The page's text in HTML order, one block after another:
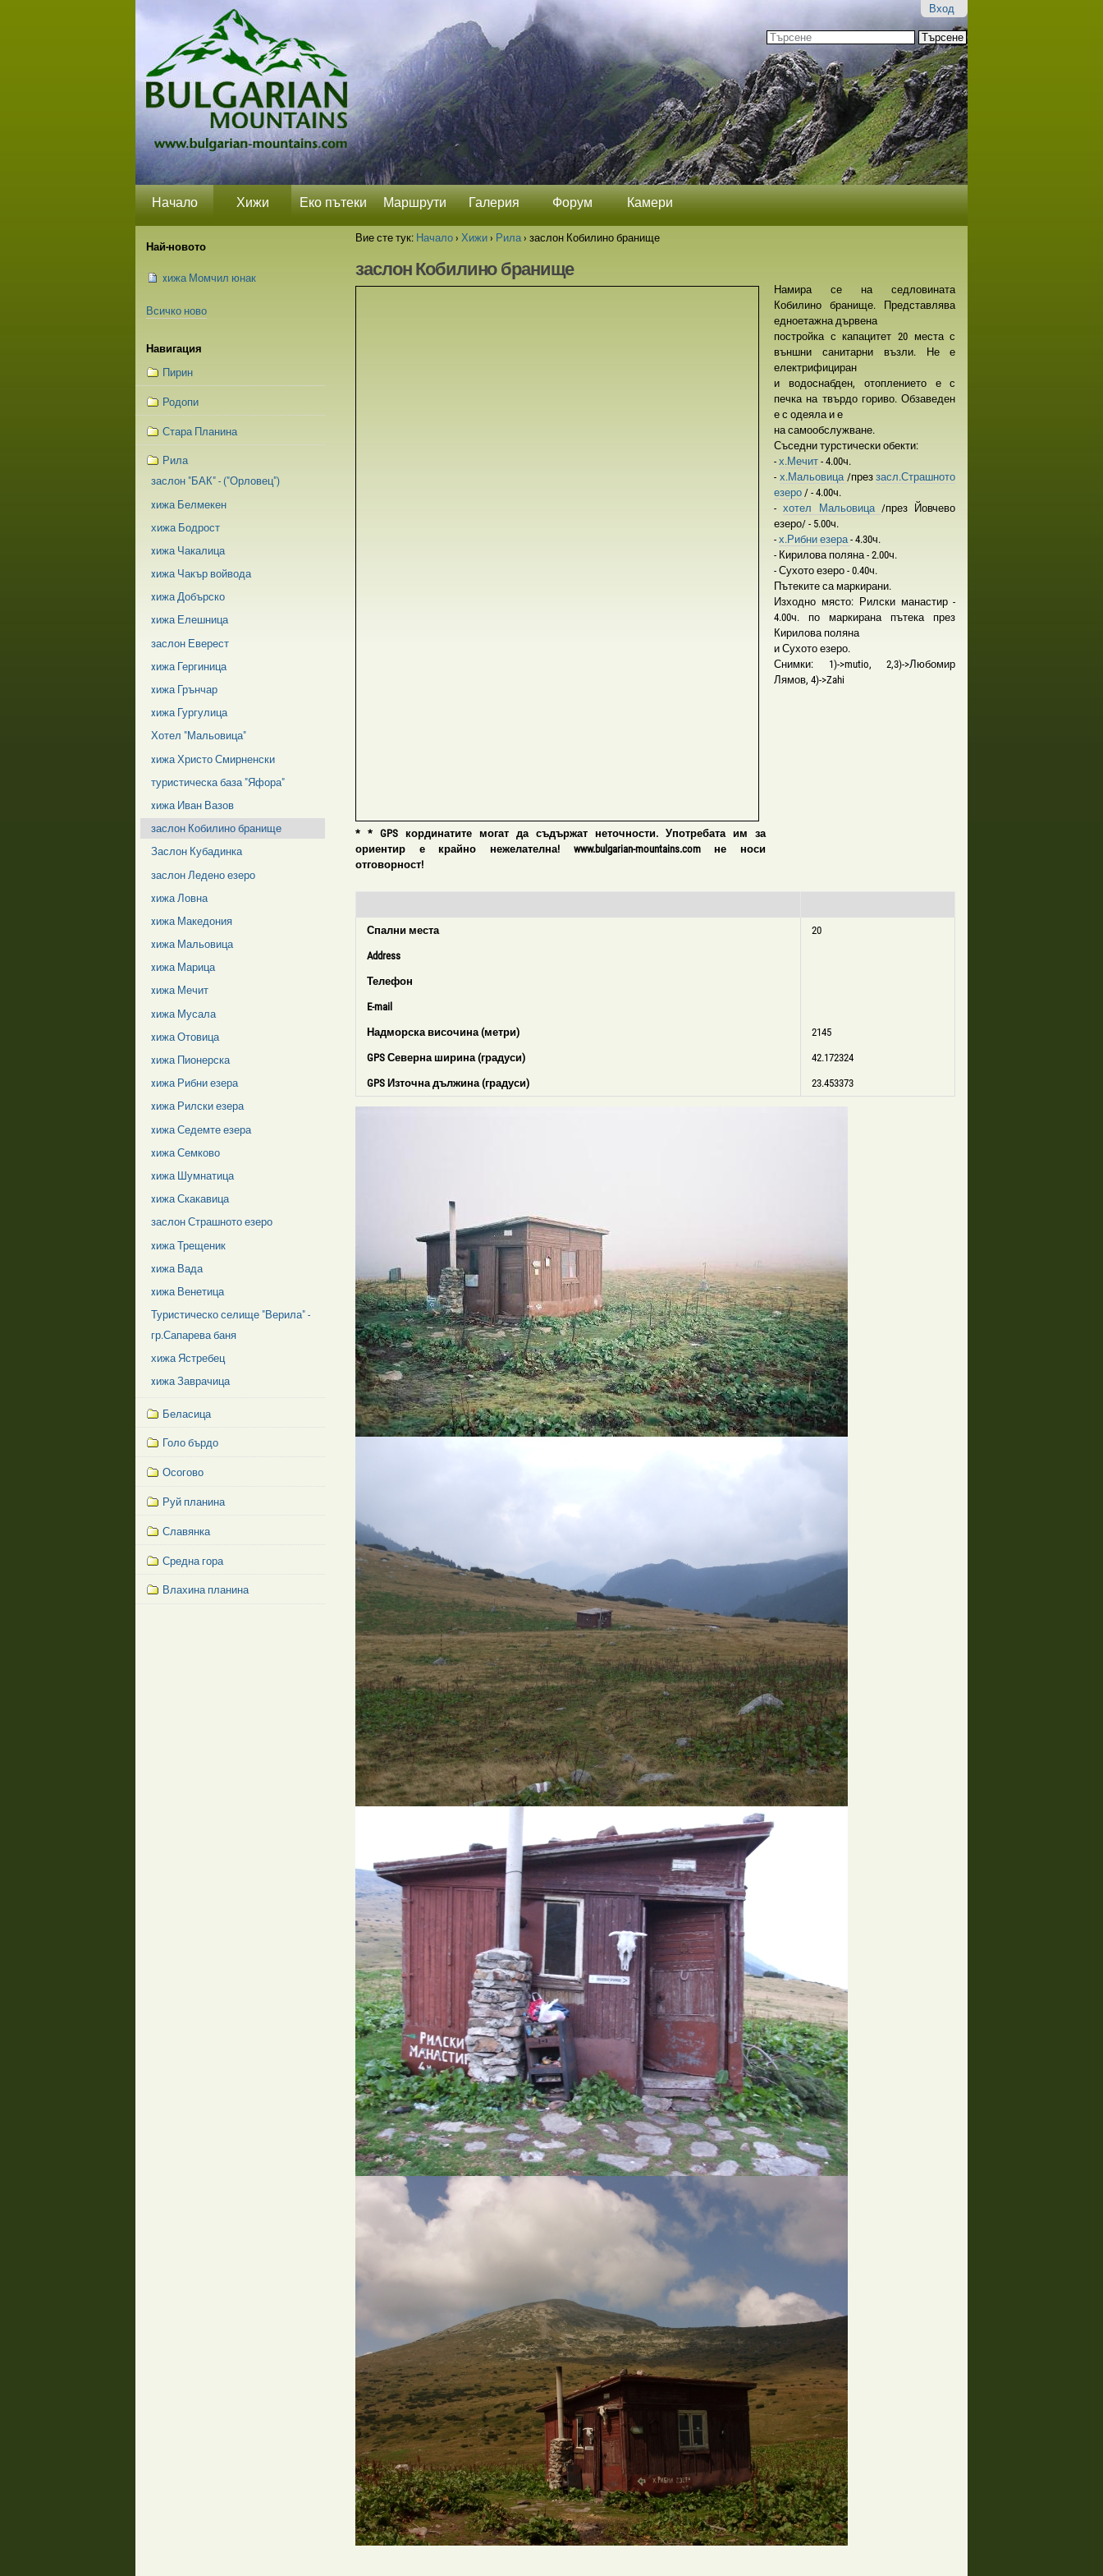
съдържание.
Прескачане
до
навигация
Лични
Вход
Търсене
Разширено
търсене...
Секции
Начало Хижи Еко пътеки Маршрути Галерия Форум Камери
Вие сте тук: Начало ›Хижи › Рила ›заслон Кобилино бранище
заслон Кобилино бранище
* * GPS кординатите могат да съдържат неточности. Употребата им за
ориентир е крайно нежелателна! www.bulgarian-mountains.com не носи
отговорност!
Намира се на седловината
Кобилино бранище. Представлява
едноетажна дървена
постройка с капацитет 20 места с
външни санитарни възли. Не е
електрифициран
и водоснабден, отоплението е с
печка на твърдо гориво. Обзаведен
е с одеяла и е
на самообслужване.
Съседни турстически обекти:
-х.Мечит- 4.00ч.
- х.Мальовица /преззасл.Страшното
езеро / - 4.00ч.
-хотел Мальовица /през Йовчево
езеро/ - 5.00ч.
-х.Рибни езера- 4.30ч.
- Кирилова поляна - 2.00ч.
- Сухото езеро - 0.40ч.
Пътеките са маркирани.
Изходно място: Рилски манастир -
4.00ч. по маркирана пътека през
Кирилова поляна
и Сухото езеро.
Снимки: 1)->mutio, 2,3)->Любомир
Лямов, 4)->Zahi
Спални места 20
Address
Телефон
E-mail
Надморска височина (метри) 2145
GPS Северна ширина (градуси) 42.172324
GPS Източна дължина (градуси) 23.453373
Най-новото
xижа Момчил юнак
Всичко ново
Навигация
Пирин
Родопи
Стара Планина
Рила
заслон "БАК" - ("Орловец")
xижа Белмекен
хижа Бодрост
xижа Чакалица
xижа Чакър войвода
xижа Добърско
xижа Елешница
заслон Еверест
xижа Гергиница
xижа Грънчар
xижа Гургулица
Хотел "Мальовица"
xижа Христо Смирненски
туристическа база "Яфора"
xижа Иван Вазов
заслон Кобилино бранище
Заслон Кубадинка
заслон Ледено езеро
xижа Ловна
xижа Македония
xижа Мальовица
xижа Марица
xижа Мечит
xижа Мусала
xижа Отовица
xижа Пионерска
xижа Рибни езера
xижа Рилски езера
xижа Седемте езера
xижа Семково
xижа Шумнатица
xижа Скакавица
заслон Страшното езеро
xижа Трещеник
xижа Вада
xижа Венетица
Туристическо селище "Верила" -
гр.Сапарева баня
хижа Ястребец
xижа Заврачица
Беласица
Голо бърдо
Осогово
Руй планина
Славянка
Средна гора
Влахина планина